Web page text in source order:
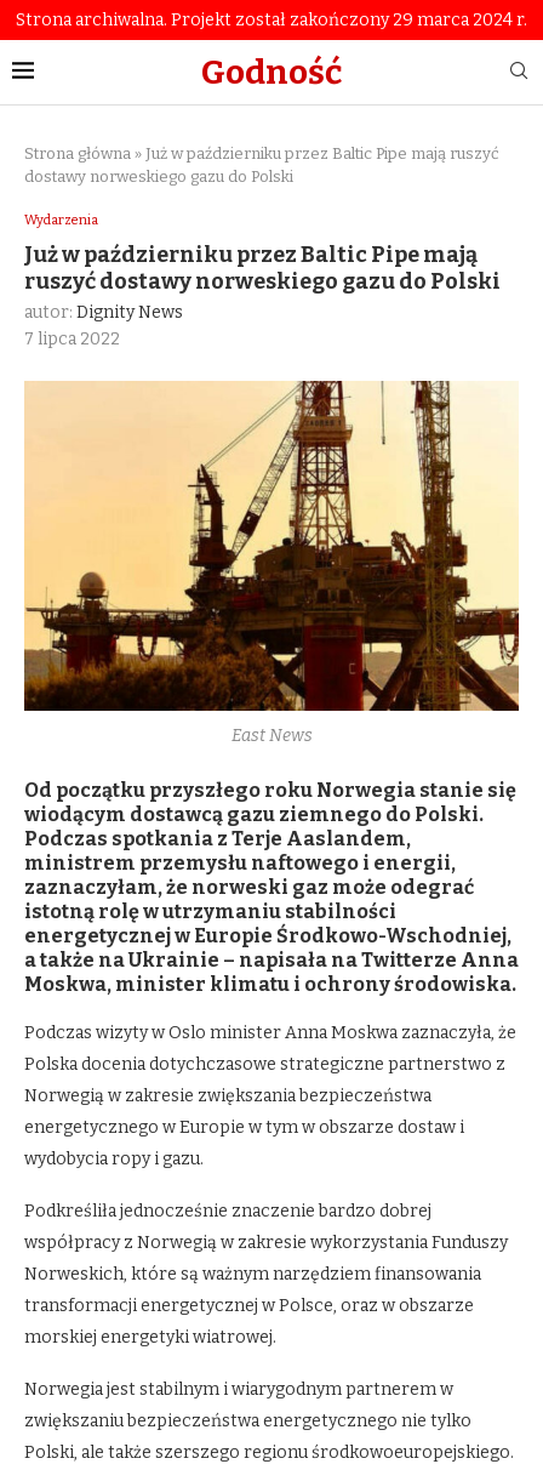
Strona archiwalna. Projekt został zakończony 29 marca 2024 r.
Godność
Strona główna » Już w październiku przez Baltic Pipe mają ruszyć
dostawy norweskiego gazu do Polski
Wydarzenia
Już w październiku przez Baltic Pipe mają
ruszyć dostawy norweskiego gazu do Polski
autor: Dignity News
7 lipca 2022
East News
Od początku przyszłego roku Norwegia stanie się
wiodącym dostawcą gazu ziemnego do Polski.
Podczas spotkania z Terje Aaslandem,
ministrem przemysłu naftowego i energii,
zaznaczyłam, że norweski gaz może odegrać
istotną rolę w utrzymaniu stabilności
energetycznej w Europie Środkowo-Wschodniej,
a także na Ukrainie – napisała na Twitterze Anna
Moskwa, minister klimatu i ochrony środowiska.
Podczas wizyty w Oslo minister Anna Moskwa zaznaczyła, że
Polska docenia dotychczasowe strategiczne partnerstwo z
Norwegią w zakresie zwiększania bezpieczeństwa
energetycznego w Europie w tym w obszarze dostaw i
wydobycia ropy i gazu.
Podkreśliła jednocześnie znaczenie bardzo dobrej
współpracy z Norwegią w zakresie wykorzystania Funduszy
Norweskich, które są ważnym narzędziem finansowania
transformacji energetycznej w Polsce, oraz w obszarze
morskiej energetyki wiatrowej.
Norwegia jest stabilnym i wiarygodnym partnerem w
zwiększaniu bezpieczeństwa energetycznego nie tylko
Polski, ale także szerszego regionu środkowoeuropejskiego.